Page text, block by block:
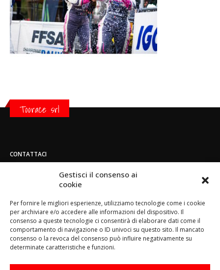
Gestisci il consenso ai
cookie
Per fornire le migliori esperienze, utilizziamo tecnologie come i cookie
per archiviare e/o accedere alle informazioni del dispositivo. Il
consenso a queste tecnologie ci consentirà di elaborare dati come il
comportamento di navigazione o ID univoci su questo sito. Il mancato
consenso o la revoca del consenso può influire negativamente su
determinate caratteristiche e funzioni.
Toorace srl
CONTATTACI
Strada di San Mauro 236/B - 10156 - Torino
(+39) 011.800.49.59
Email:
info@toorace.it
Orario di lavoro: